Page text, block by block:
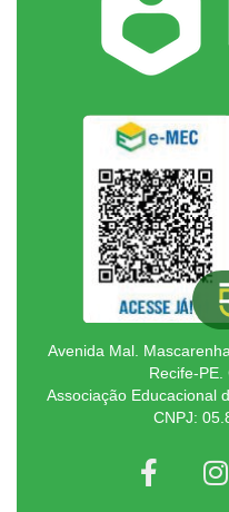
Avenida Mal.
Recife-
Associação Educacional
CNPJ: